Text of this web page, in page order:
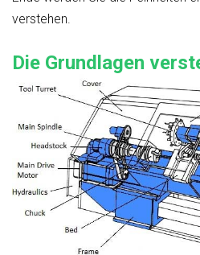
verstehen.
Die Grundlagen